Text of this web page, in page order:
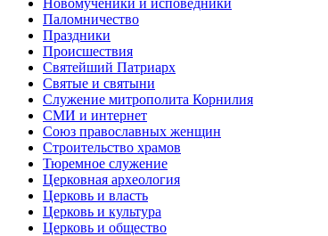
Паломничество
Праздники
Происшествия
Святейший Патриарх
Святые и святыни
Служение митрополита Корнилия
СМИ и интернет
Союз православных женщин
Строительство храмов
Тюремное служение
Церковная археология
Церковь и власть
Церковь и культура
Церковь и общество